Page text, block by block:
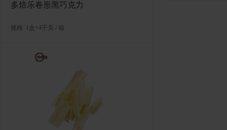
多焙乐卷形黑巧克力
规格: 1盒×4千克 / 箱